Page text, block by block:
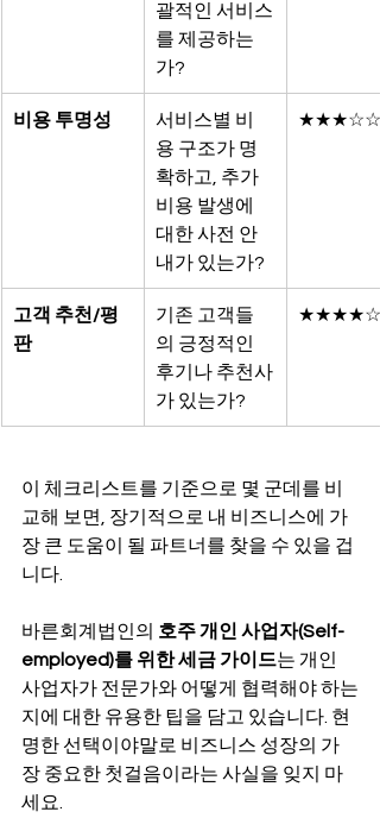
괄적인 서비스
를 제공하는
가?
비용 투명성
서비스별 비
용 구조가 명
확하고, 추가
비용 발생에
대한 사전 안
내가 있는가?
★★★☆☆
고객 추천/평
판
기존 고객들
의 긍정적인
후기나 추천사
가 있는가?
★★★★☆
이 체크리스트를 기준으로 몇 군데를 비
교해 보면, 장기적으로 내 비즈니스에 가
장 큰 도움이 될 파트너를 찾을 수 있을 겁
니다.
바른회계법인의 호주 개인 사업자(Self-
employed)를 위한 세금 가이드는 개인
사업자가 전문가와 어떻게 협력해야 하는
지에 대한 유용한 팁을 담고 있습니다. 현
명한 선택이야말로 비즈니스 성장의 가
장 중요한 첫걸음이라는 사실을 잊지 마
세요.